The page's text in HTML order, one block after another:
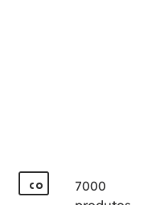
7000